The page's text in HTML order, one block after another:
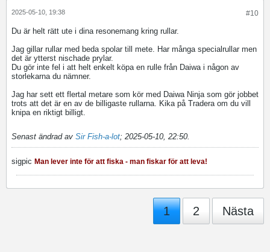
#10
2025-05-10, 19:38
Du är helt rätt ute i dina resonemang kring rullar.
Jag gillar rullar med beda spolar till mete. Har många specialrullar men
det är ytterst nischade prylar.
Du gör inte fel i att helt enkelt köpa en rulle från Daiwa i någon av
storlekarna du nämner.
Jag har sett ett flertal metare som kör med Daiwa Ninja som gör jobbet
trots att det är en av de billigaste rullarna. Kika på Tradera om du vill
knipa en riktigt billigt.
Senast ändrad av Sir Fish-a-lot; 2025-05-10, 22:50.
sigpic Man lever inte för att fiska - man fiskar för att leva!
1 2 Nästa